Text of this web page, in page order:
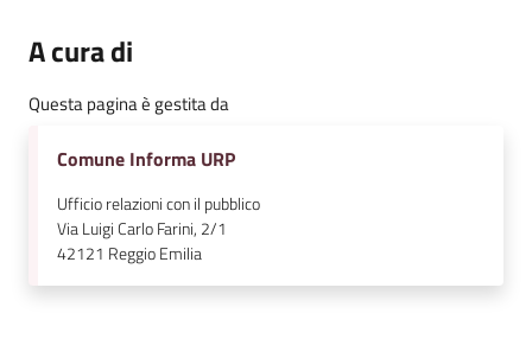
A cura di
Questa pagina è gestita da
Comune Informa URP
Ufficio relazioni con il pubblico
Via Luigi Carlo Farini, 2/1
42121 Reggio Emilia